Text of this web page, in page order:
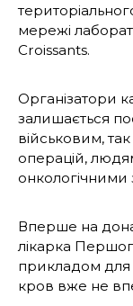
мережі
Croissants.
Організатори
залишається
військовим, так
операцій,
Вперше на
лікарка
прикладом для
кров вже не